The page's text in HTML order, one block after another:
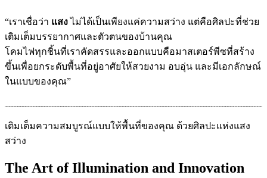
“เราเชื่อว่า แสงไม่ได้เป็นเพียงแค่ความสว่าง แต่คือศิลปะที่ช่วย
เติมเต็มบรรยากาศและตัวตนของบ้านคุณ
โคมไฟทุกชิ้นที่เราคัดสรรและออกแบบคือมาสเตอร์พีซที่สร้าง
ขึ้นเพื่อยกระดับพื้นที่อยู่อาศัยให้สวยงาม อบอุ่น และมีเอกลักษณ์
ในแบบของคุณ”
เติมเต็มความสมบูรณ์แบบให้พื้นที่ของคุณ ด้วยศิลปะแห่งแสง
สว่าง
The Art of Illumination and Innovation